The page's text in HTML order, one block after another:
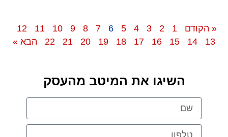
« הקודם 1
2
3
4
5
6
7
8
9
10
11
12
13
14
15
16
17
18
19
20
21
22 הבא »
השיגו את המיטב מהעסק